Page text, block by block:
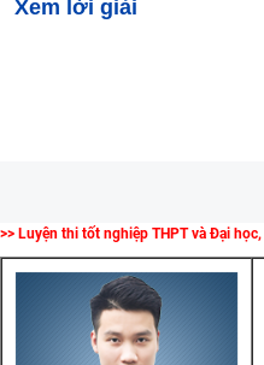
Xem lời giải
>> Luyện thi tốt nghiệp THPT và Đại học,